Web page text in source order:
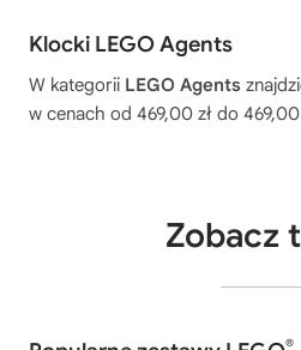
Klocki LEGO Agents
W kategorii LEGO Agents
w cenach od 469,00 zł do 469,00
Zobacz
®